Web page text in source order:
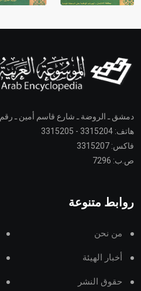
دمشق ـ الروضة ـ شارع قاسم أمين ـ رقم 39
هاتف: 3315204 - 3315205
فاكس: 3315207
ص.ب: 7296
روابط متنوعة
من نحن
أخبار الهيئة
حقوق النشر